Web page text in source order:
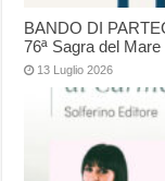
BANDO DI
76ª Sagra del Mare
13 Luglio 2026